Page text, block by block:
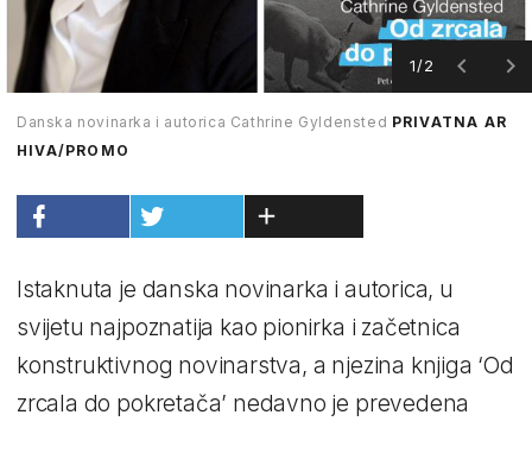
1/2
Danska novinarka i autorica Cathrine Gyldensted PRIVATNA AR
HIVA/PROMO
Istaknuta je danska novinarka i autorica, u
svijetu najpoznatija kao pionirka i začetnica
konstruktivnog novinarstva, a njezina knjiga ‘Od
zrcala do pokretača’ nedavno je prevedena